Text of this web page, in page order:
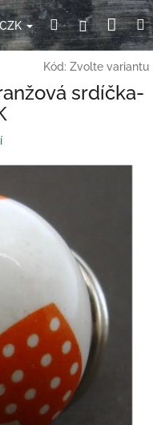
CZK HledatPřihlášení
Kód: Zvolte variantu
srdíčka-